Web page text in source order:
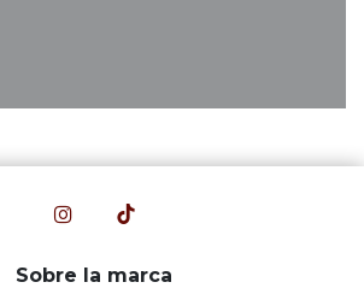
Sobre la marca